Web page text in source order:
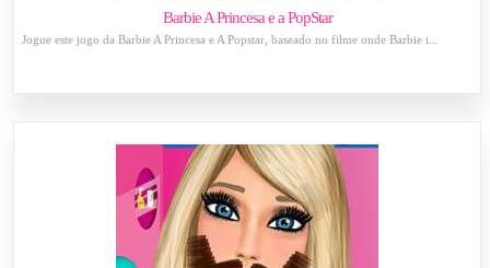
Barbie A Princesa e a PopStar
Jogue este jogo da Barbie A Princesa e A Popstar, baseado no filme onde Barbie i...